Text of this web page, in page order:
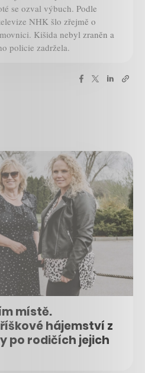
se ozval výbuch. Podle
NHK šlo zřejmě o
Kišida nebyl zraněn a
policie zadržela.
místě.
hájemství z
po rodičích jejich